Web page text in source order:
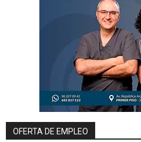
OFERTA DE EMPLEO